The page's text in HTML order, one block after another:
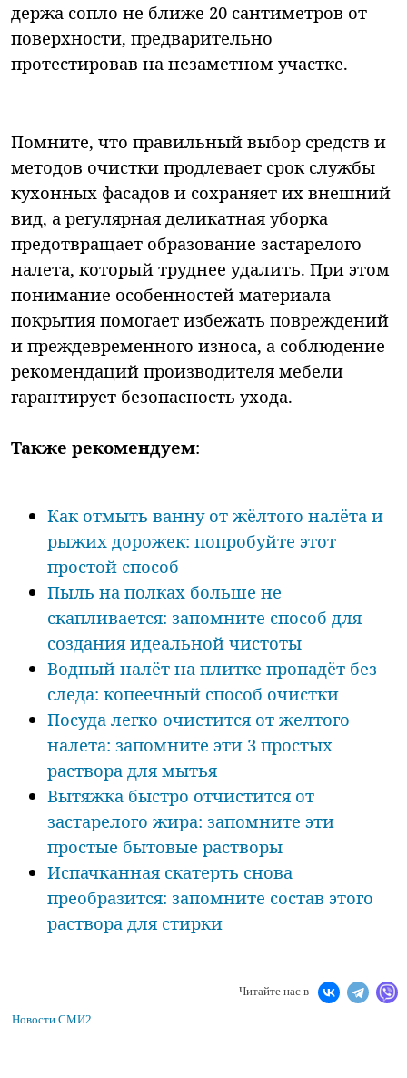
держа сопло не ближе 20 сантиметров от
поверхности, предварительно
протестировав на незаметном участке.
Помните, что правильный выбор средств и
методов очистки продлевает срок службы
кухонных фасадов и сохраняет их внешний
вид, а регулярная деликатная уборка
предотвращает образование застарелого
налета, который труднее удалить. При этом
понимание особенностей материала
покрытия помогает избежать повреждений
и преждевременного износа, а соблюдение
рекомендаций производителя мебели
гарантирует безопасность ухода.
Также рекомендуем:
Как отмыть ванну от жёлтого налёта и
рыжих дорожек: попробуйте этот
простой способ
Пыль на полках больше не
скапливается: запомните способ для
создания идеальной чистоты
Водный налёт на плитке пропадёт без
следа: копеечный способ очистки
Посуда легко очистится от желтого
налета: запомните эти 3 простых
раствора для мытья
Вытяжка быстро отчистится от
застарелого жира: запомните эти
простые бытовые растворы
Испачканная скатерть снова
преобразится: запомните состав этого
раствора для стирки
Читайте нас в
Новости СМИ2